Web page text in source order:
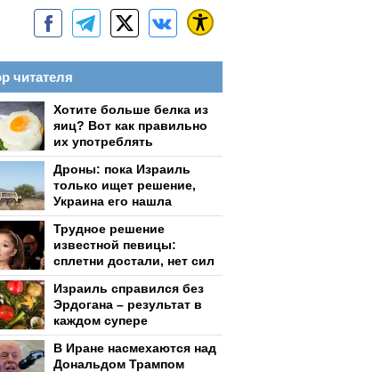
читателя
Хотите больше белка из
яиц? Вот как правильно
их употреблять
Дроны: пока Израиль
только ищет решение,
Украина его нашла
Трудное решение
известной певицы:
сплетни достали, нет сил
Израиль справился без
Эрдогана – результат в
каждом супере
В Иране насмехаются над
Дональдом Трампом